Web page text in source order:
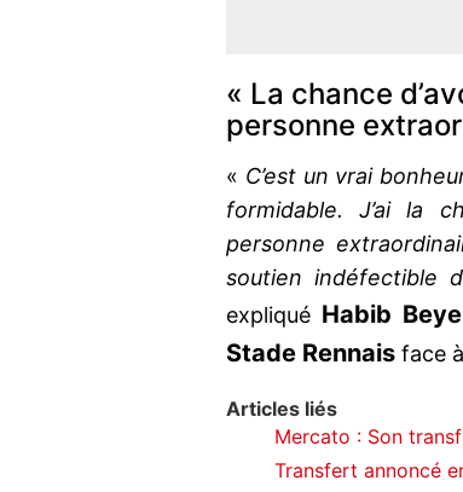
« La chance
personne
« C’est un vrai
formidable. J’ai la
personne
soutien indéfectible
expliqué Habib Beye
Stade Rennais face à
Articles liés
Mercato : Son
Transfert annoncé